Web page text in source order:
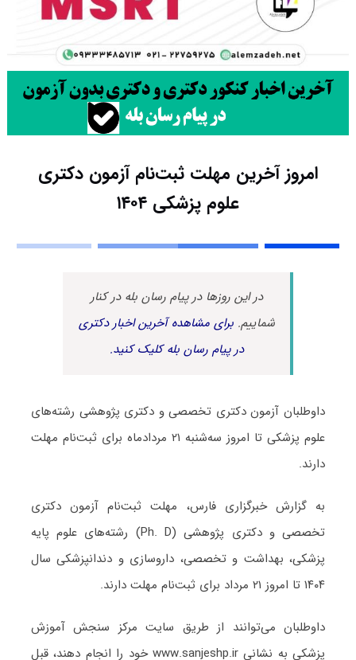
امروز آخرین مهلت ثبت‌نام آزمون دکتری
علوم پزشکی ۱۴۰۴
در این روزها در پیام رسان بله در کنار
شماییم.برای مشاهده آخرین اخبار دکتری
در پیام رسان بله کلیک کنید.
داوطلبان آزمون دکتری تخصصی و دکتری پژوهشی رشته‌های
علوم پزشکی تا امروز سه‎‌شنبه ۲۱ مردادماه برای ثبت‌نام مهلت
دارند.
به گزارش خبرگزاری فارس، مهلت ثبت‌نام آزمون دکتری
تخصصی و دکتری پژوهشی (Ph. D) رشته‌های علوم پایه
پزشکی، بهداشت و تخصصی، داروسازی و دندانپزشکی سال
۱۴۰۴ تا امروز ۲۱ مرداد برای ثبت‌نام مهلت دارند.
داوطلبان می‌توانند از طریق سایت مرکز سنجش آموزش
پزشکی به نشانی www.sanjeshp.ir خود را انجام دهند، قبل